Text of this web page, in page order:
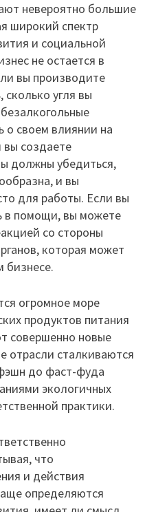
невероятно большие
широкий спектр
и социальной
не остается в
вы производите
угля вы
о своем влиянии на
вы создаете
должны убедиться,
и вы
для работы. Если вы
в помощи, вы можете
со стороны
которая может
бизнесе.
огромное море
продуктов питания
совершенно новые
сталкиваются
до фаст-фуда
экологичных
практики.
что
и действия
определяются